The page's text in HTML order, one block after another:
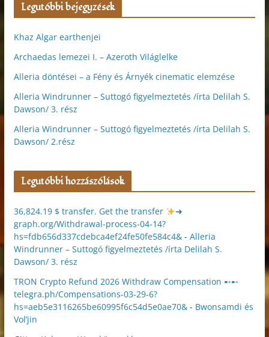
Legutóbbi bejegyzések
Khaz Algar earthenjei
Archaedas lemezei I. – Azeroth Világlelke
Alleria döntései – a Fény és Árnyék cinematic elemzése
Alleria Windrunner – Suttogó figyelmeztetés /írta Delilah S.
Dawson/ 3. rész
Alleria Windrunner – Suttogó figyelmeztetés /írta Delilah S.
Dawson/ 2.rész
Legutóbbi hozzászólások
36,824.19 $ transfer. Get the transfer
➜
graph.org/Withdrawal-process-04-14?
hs=fdb656d337cdebca4ef24fe50fe584c4&- Alleria
Windrunner – Suttogó figyelmeztetés /írta Delilah S.
Dawson/ 3. rész
TRON Crypto Refund 2026 Withdraw Compensation ➸➸
telegra.ph/Compensations-03-29-6?
hs=aeb5e3116265be60995f6c54d5e0ae70&- Bwonsamdi és
Vol’jin